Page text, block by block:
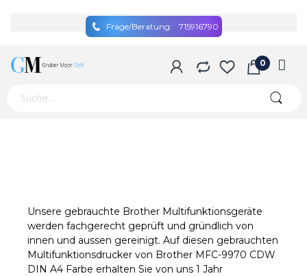
Frage/Beratung: 715916790
Unsere gebrauchte Brother Multifunktionsgeräte
werden fachgerecht geprüft und gründlich von
innen und aussen gereinigt. Auf diesen gebrauchten
Multifunktionsdrucker von Brother MFC-9970 CDW
DIN A4 Farbe erhalten Sie von uns 1 Jahr